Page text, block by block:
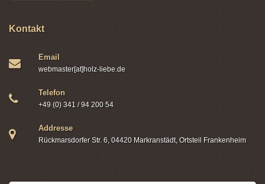
Kontakt
Email
webmaster[at]holz-liebe.de
Telefon
+49 (0) 341 / 94 200 54
Addresse
Rückmarsdorfer Str. 6, 04420 Markranstädt, Ortsteil Frankenheim